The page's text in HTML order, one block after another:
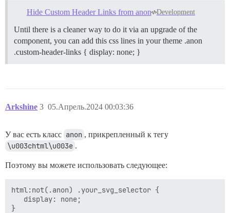
Hide Custom Header Links from anon Development
Until there is a cleaner way to do it via an upgrade of the
component, you can add this css lines in your theme .anon
.custom-header-links { display: none; }
Arkshine 05.Апрель.2024 00:03:36
3
У вас есть класс anon , прикрепленный к тегу
\u003chtml\u003e .
Поэтому вы можете использовать следующее:
html:not(.anon) .your_svg_selector {
   display: none;